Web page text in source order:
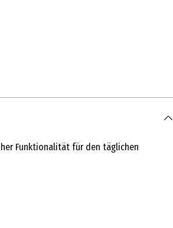
Funktionalität für den täglichen